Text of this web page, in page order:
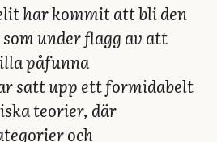
har kommit att bli den
under flagg av att
påfunna
satt upp ett formidabelt
teorier, där
och